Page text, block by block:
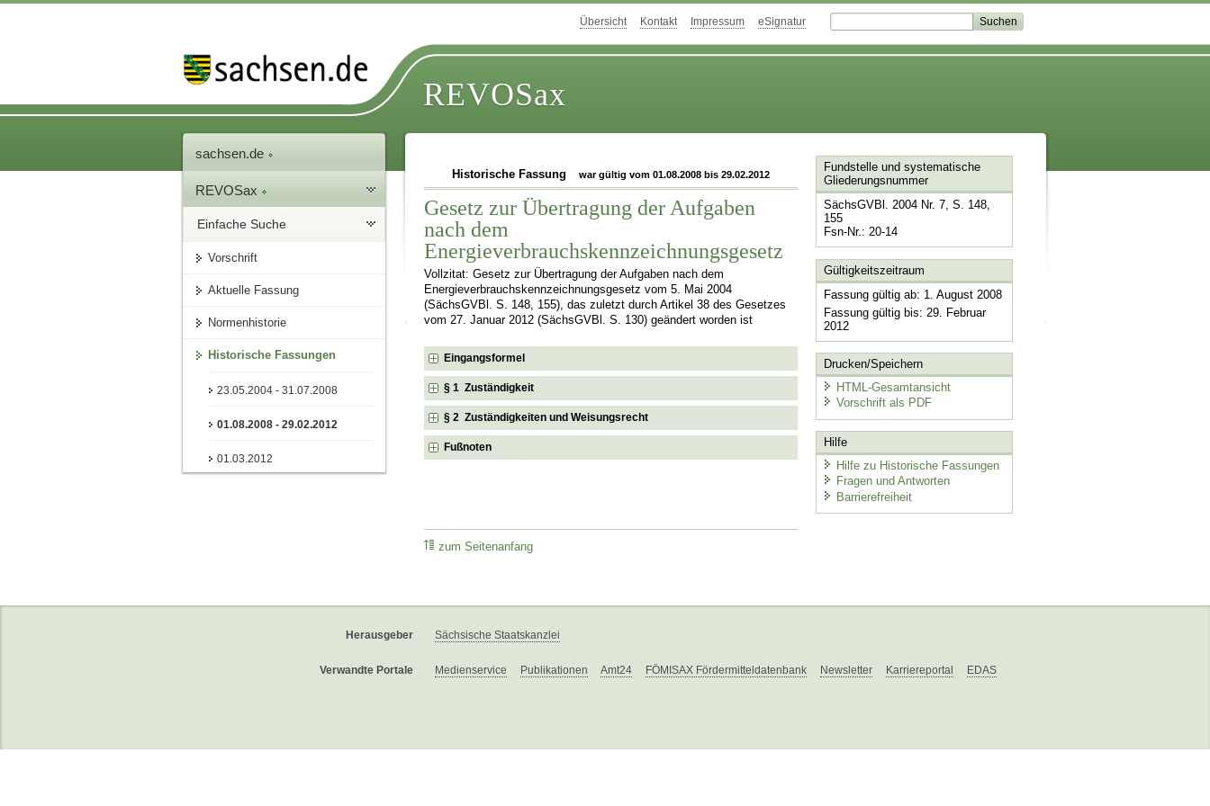
Übersicht Kontakt Impressum eSignatur
REVOSax
sachsen.de
REVOSax
Einfache Suche
Vorschrift
Aktuelle Fassung
Normenhistorie
Historische Fassungen
23.05.2004 - 31.07.2008
01.08.2008 - 29.02.2012
01.03.2012
Historische Fassung war gültig vom 01.08.2008 bis 29.02.2012
Gesetz zur Übertragung der Aufgaben
nach dem
Energieverbrauchskennzeichnungsgesetz
Vollzitat: Gesetz zur Übertragung der Aufgaben nach dem
Energieverbrauchskennzeichnungsgesetz vom 5. Mai 2004
(SächsGVBl. S. 148, 155), das zuletzt durch Artikel 38 des Gesetzes
vom 27. Januar 2012 (SächsGVBl. S. 130) geändert worden ist
Eingangsformel
§ 1 Zuständigkeit
§ 2 Zuständigkeiten und Weisungsrecht
Fußnoten
zum Seitenanfang
Fundstelle und systematische
Gliederungsnummer
SächsGVBl. 2004 Nr. 7, S. 148,
155
Fsn-Nr.: 20-14
Gültigkeitszeitraum
Fassung gültig ab: 1. August 2008
Fassung gültig bis: 29. Februar
2012
Drucken/Speichern
HTML-Gesamtansicht
Vorschrift als PDF
Hilfe
Hilfe zu Historische Fassungen
Fragen und Antworten
Barrierefreiheit
Herausgeber Sächsische Staatskanzlei
Verwandte Portale Medienservice Publikationen Amt24 FÖMISAX Fördermitteldatenbank Newsletter Karriereportal EDAS